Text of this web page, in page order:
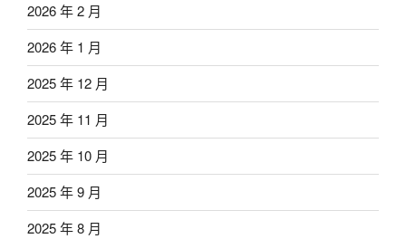
2026 年 2 月
2026 年 1 月
2025 年 12 月
2025 年 11 月
2025 年 10 月
2025 年 9 月
2025 年 8 月